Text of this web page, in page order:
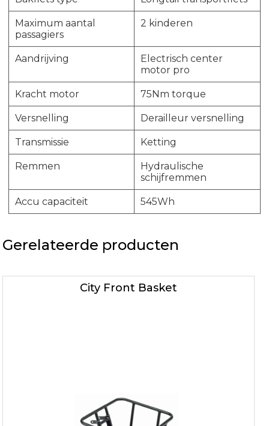
Maximum aantal
passagiers
2 kinderen
Aandrijving
Electrisch center
motor pro
Kracht motor 75Nm torque
Versnelling Derailleur versnelling
Transmissie Ketting
Remmen
Hydraulische
schijfremmen
Accu capaciteit 545Wh
Gerelateerde producten
City Front Basket